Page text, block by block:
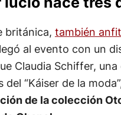
británica, también
al evento con un
Claudia Schiffer, una
del “Káiser de la
de la colección